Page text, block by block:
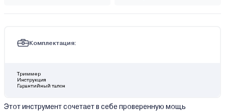
Комплектация:
Триммер
Инструкция
Гарантийный талон
Этот инструмент сочетает в себе проверенную мощь